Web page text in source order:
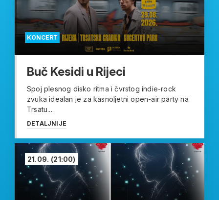
KONCERT
Buč Kesidi u Rijeci
Spoj plesnog disko ritma i čvrstog indie-rock
zvuka idealan je za kasnoljetni open-air party na
Trsatu....
DETALJNIJE
21.09. (21:00)